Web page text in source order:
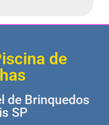
de
de Brinquedos
SP